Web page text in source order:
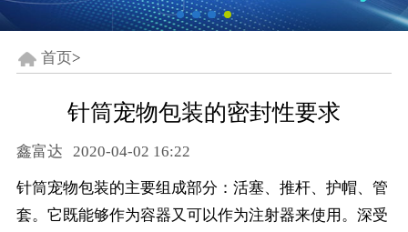
关于鑫富达
首页>
针筒宠物包装的密封性要求
鑫富达 2020-04-02 16:22
针筒宠物包装的主要组成部分：活塞、推杆、护帽、管
套。它既能够作为容器又可以作为注射器来使用。深受